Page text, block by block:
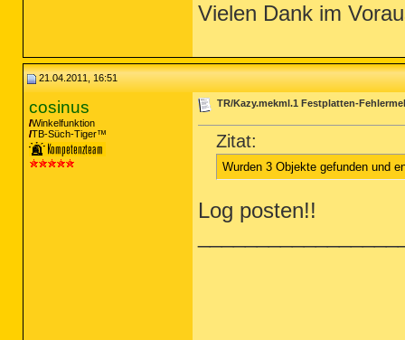
Vielen Dank im
21.04.2011, 16:51
cosinus
Winkelfunktion
TB-Süch-Tiger™
TR/Kazy.mekml.1 Festplatten-
Zitat:
Wurden 3 Objekte gefunden und
Log posten!!